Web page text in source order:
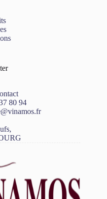
80 94